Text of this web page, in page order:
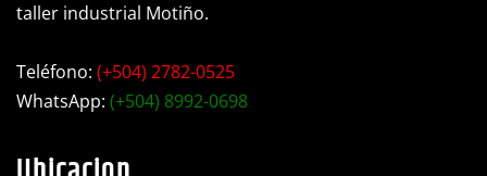
Choluteca, barrio Libertad, Ave. Bojorque contiguo a
taller industrial Motiño.